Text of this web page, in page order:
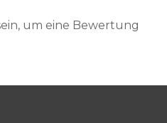
um eine Bewertung